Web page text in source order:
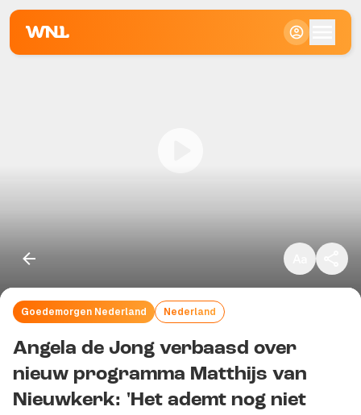
Goedemorgen Nederland Nederland
Angela de Jong verbaasd over
nieuw programma Matthijs van
Nieuwkerk: 'Het ademt nog niet